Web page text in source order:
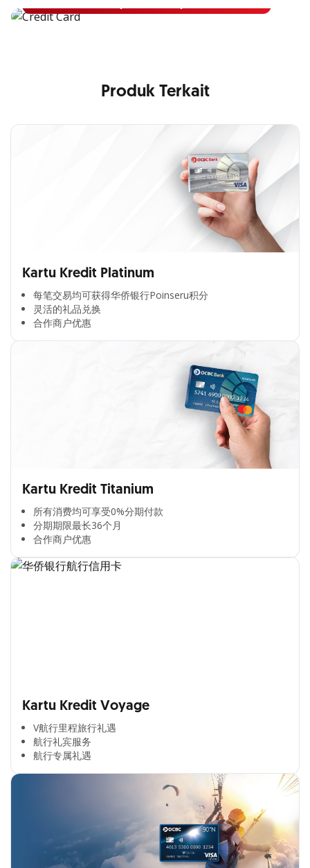
Produk Terkait
Kartu Kredit Platinum
每笔交易均可获得华侨银行Poinseru积分​
灵活的礼品兑换​
合作商户优惠​
Kartu Kredit Titanium
所有消费均可享受0%分期付款​
分期期限最长36个月​
合作商户优惠​
Kartu Kredit Voyage
V航行里程旅行礼遇
航行礼宾服务
航行专属礼遇